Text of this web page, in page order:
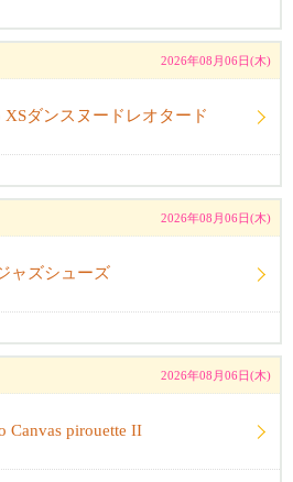
2026年08月06日(木)
XSダンスヌードレオタード
2026年08月06日(木)
ャズシューズ
2026年08月06日(木)
Canvas pirouette II